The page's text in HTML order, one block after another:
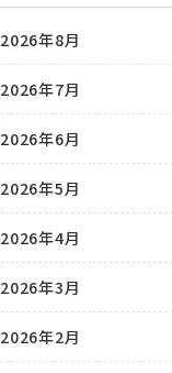
2026年8月
2026年7月
2026年6月
2026年5月
2026年4月
2026年3月
2026年2月